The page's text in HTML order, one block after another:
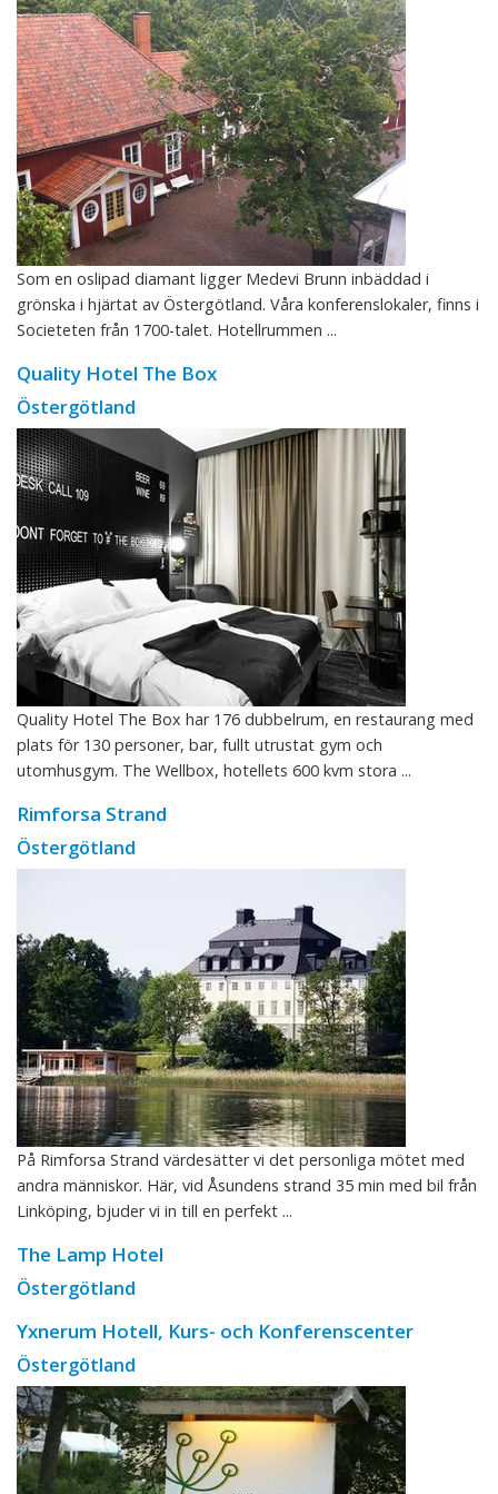
Som en oslipad diamant ligger Medevi Brunn inbäddad i
grönska i hjärtat av Östergötland. Våra konferenslokaler, finns i
Societeten från 1700-talet. Hotellrummen ...
Quality Hotel The Box
Östergötland
Quality Hotel The Box har 176 dubbelrum, en restaurang med
plats för 130 personer, bar, fullt utrustat gym och
utomhusgym. The Wellbox, hotellets 600 kvm stora ...
Rimforsa Strand
Östergötland
På Rimforsa Strand värdesätter vi det personliga mötet med
andra människor. Här, vid Åsundens strand 35 min med bil från
Linköping, bjuder vi in till en perfekt ...
The Lamp Hotel
Östergötland
Yxnerum Hotell, Kurs- och Konferenscenter
Östergötland